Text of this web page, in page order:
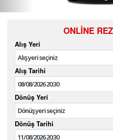
ONLINE
Alış Yeri
Alış Tarihi
Dönüş Yeri
Dönüş Tarihi